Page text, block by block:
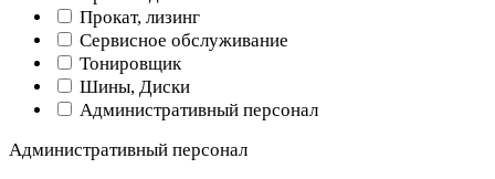
Прокат, лизинг
Сервисное обслуживание
Тонировщик
Шины, Диски
Административный персонал
Административный персонал